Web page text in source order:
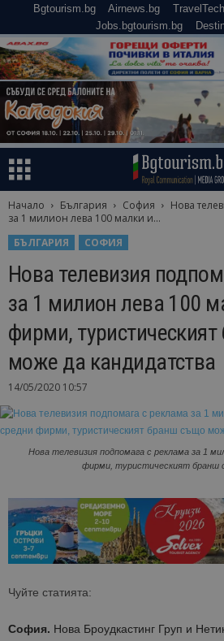
Bgtourism.bg Airnews.bg
Jobs.bgtourism.bg
Начало България София
Нова
за 1 милион лева 100 малки и...
БЪЛГАРИЯ
СОФИЯ
Нова телевизия
за 1 милион лева 100
фирми,
може да кандидатства
14/05/2020 10:57
Нова телевизия подпомага с реклама за 1
фирми, туристическият бранш
Чуйте статията:
София. Нова Броудкастинг Груп и